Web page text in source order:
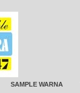
SAMPLE WARNA